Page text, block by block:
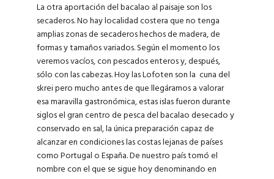
La otra aportación del bacalao al paisaje son los
secaderos. No hay localidad costera que no tenga
amplias zonas de secaderos hechos de madera, de
formas y tamaños variados. Según el momento los
veremos vacíos, con pescados enteros y, después,
sólo con las cabezas. Hoy las Lofoten son la cuna del
skrei pero mucho antes de que llegáramos a valorar
esa maravilla gastronómica, estas islas fueron durante
siglos el gran centro de pesca del bacalao desecado y
conservado en sal, la única preparación capaz de
alcanzar en condiciones las costas lejanas de países
como Portugal o España. De nuestro país tomó el
nombre con el que se sigue hoy denominando en